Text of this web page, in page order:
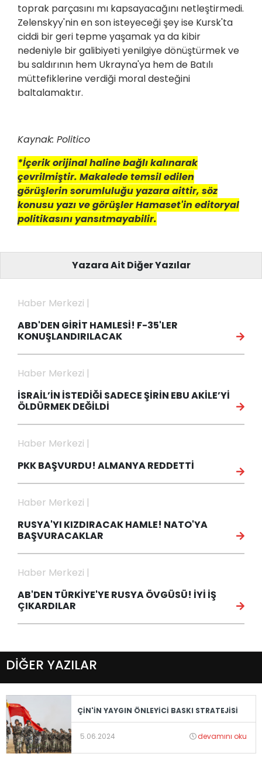
toprak parçasını mı kapsayacağını netleştirmedi.
Zelenskyy'nin en son isteyeceği şey ise Kursk'ta
ciddi bir geri tepme yaşamak ya da kibir
nedeniyle bir galibiyeti yenilgiye dönüştürmek ve
bu saldırının hem Ukrayna'ya hem de Batılı
müttefiklerine verdiği moral desteğini
baltalamaktır.
Kaynak: Politico
*İçerik orijinal haline bağlı kalınarak
çevrilmiştir. Makalede temsil edilen
görüşlerin sorumluluğu yazara aittir, söz
konusu yazı ve görüşler Hamaset'in editoryal
politikasını yansıtmayabilir.
Yazara Ait Diğer Yazılar
Haber Merkezi |
ABD'DEN GİRİT HAMLESİ! F-35'LER
KONUŞLANDIRILACAK
Haber Merkezi |
İSRAİL’İN İSTEDİĞİ SADECE ŞİRİN EBU AKİLE’Yİ
ÖLDÜRMEK DEĞİLDİ
Haber Merkezi |
PKK BAŞVURDU! ALMANYA REDDETTİ
Haber Merkezi |
RUSYA'YI KIZDIRACAK HAMLE! NATO'YA
BAŞVURACAKLAR
Haber Merkezi |
AB'DEN TÜRKİYE'YE RUSYA ÖVGÜSÜ! İYİ İŞ
ÇIKARDILAR
DİĞER YAZILAR
ÇİN'İN YAYGIN ÖNLEYİCİ BASKI STRATEJİSİ
5.06.2024 devamını oku